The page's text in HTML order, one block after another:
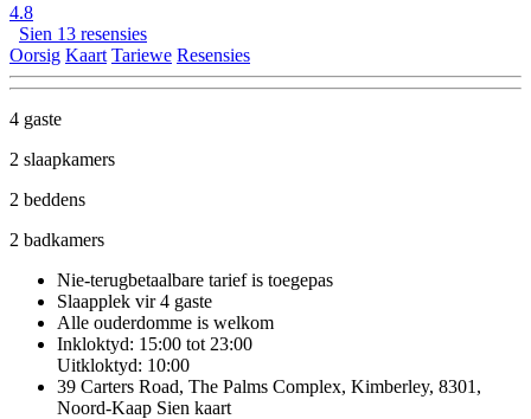
4.8
Sien 13 resensies
Oorsig Kaart Tariewe Resensies
4 gaste
2 slaapkamers
2 beddens
2 badkamers
Nie-terugbetaalbare tarief is toegepas
Slaapplek vir 4 gaste
Alle ouderdomme is welkom
Inkloktyd: 15:00 tot 23:00
Uitkloktyd: 10:00
39 Carters Road, The Palms Complex, Kimberley, 8301,
Noord-Kaap Sien kaart